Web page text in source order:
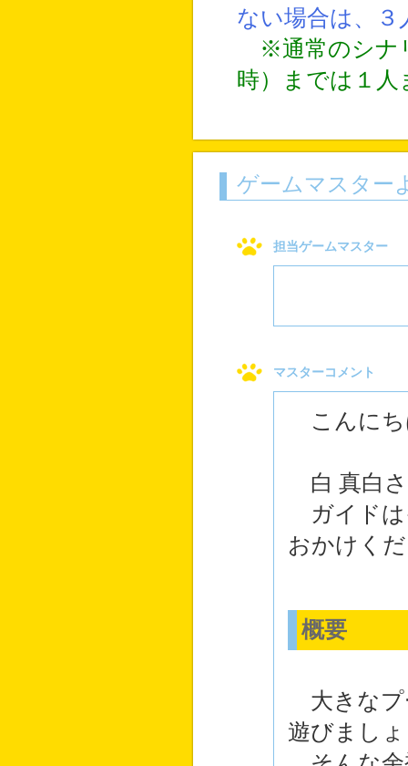
ない場合は、３
※通常のシナ
時）までは１
ゲームマスター
担当ゲームマスター
マスターコメント
こんにち
白 真白
ガイドは
おかけく
概要
大きなプ
遊びまし